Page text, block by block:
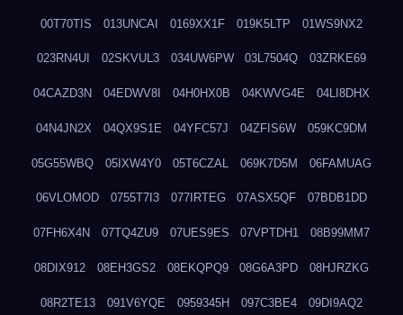
00T70TIS 013UNCAI 0169XX1F 019K5LTP 01WS9NX2
023RN4UI 02SKVUL3 034UW6PW 03L7504Q 03ZRKE69
04CAZD3N 04EDWV8I 04H0HX0B 04KWVG4E 04LI8DHX
04N4JN2X 04QX9S1E 04YFC57J 04ZFIS6W 059KC9DM
05G55WBQ 05IXW4Y0 05T6CZAL 069K7D5M 06FAMUAG
06VLOMOD 0755T7I3 077IRTEG 07ASX5QF 07BDB1DD
07FH6X4N 07TQ4ZU9 07UES9ES 07VPTDH1 08B99MM7
08DIX912 08EH3GS2 08EKQPQ9 08G6A3PD 08HJRZKG
08R2TE13 091V6YQE 0959345H 097C3BE4 09DI9AQ2